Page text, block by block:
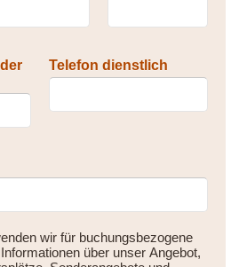
Telefon dienstlich
wir für buchungsbezogene
über unser Angebot,